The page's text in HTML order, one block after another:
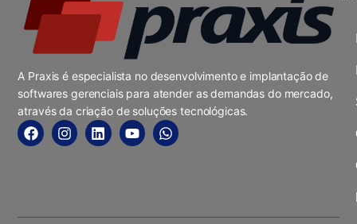
A Praxis é especialista no desenvolvimento e implantação de
softwares gerenciais para atender as demandas do mercado,
através da criação de soluções tecnológicas.